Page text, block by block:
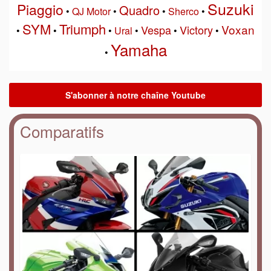
Piaggio • QJ Motor• Quadro• Sherco• Suzuki
• SYM • Triumph • Ural • Vespa• Victory• Voxan
• Yamaha
Comparatifs